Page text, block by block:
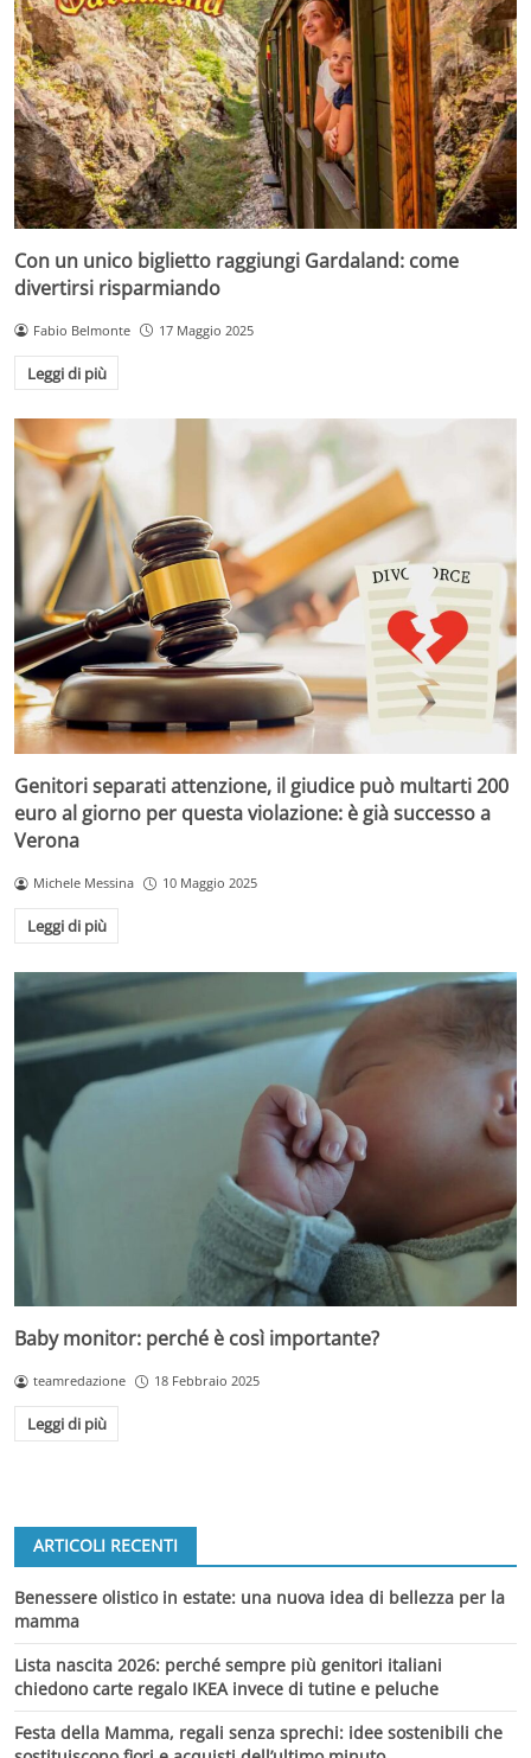
Con un unico biglietto raggiungi Gardaland: come
divertirsi risparmiando
Fabio Belmonte 17 Maggio 2025
Leggi di più
Genitori separati attenzione, il giudice può multarti 200
euro al giorno per questa violazione: è già successo a
Verona
Michele Messina 10 Maggio 2025
Leggi di più
Baby monitor: perché è così importante?
teamredazione 18 Febbraio 2025
Leggi di più
ARTICOLI RECENTI
Benessere olistico in estate: una nuova idea di bellezza per la
mamma
Lista nascita 2026: perché sempre più genitori italiani
chiedono carte regalo IKEA invece di tutine e peluche
Festa della Mamma, regali senza sprechi: idee sostenibili che